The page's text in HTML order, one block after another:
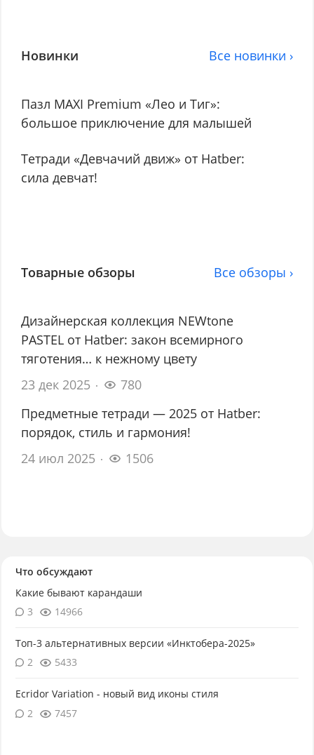
Новинки Все новинки ›
Пазл MAXI Premium «Лео и Тиг»:
большое приключение для малышей
Тетради «Девчачий движ» от Hatber:
сила девчат!
Товарные обзоры Все обзоры ›
Дизайнерская коллекция NEWtone
PASTEL от Hatber: закон всемирного
тяготения… к нежному цвету
23 дек 2025
780
Предметные тетради — 2025 от Hatber:
порядок, стиль и гармония!
24 июл 2025
1506
Что обсуждают
Какие бывают карандаши
3
14966
Топ-3 альтернативных версии «Инктобера-2025»
2
5433
Ecridor Variation - новый вид иконы стиля
2
7457